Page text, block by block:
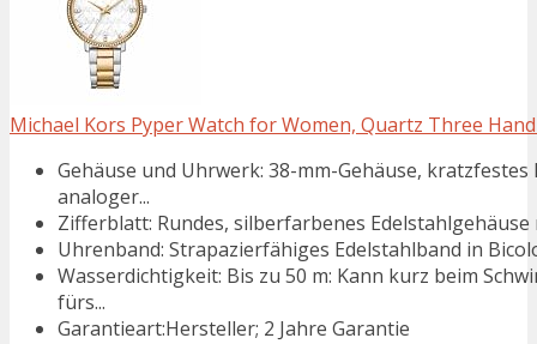
Michael Kors Pyper Watch for Women, Quartz Three
Gehäuse und Uhrwerk: 38-mm-Gehäuse,
analoger...
Zifferblatt: Rundes, silberfarbenes
Uhrenband: Strapazierfähiges Edelstahlband in
Wasserdichtigkeit: Bis zu 50 m: Kann kurz beim
fürs...
Garantieart:Hersteller; 2 Jahre Garantie